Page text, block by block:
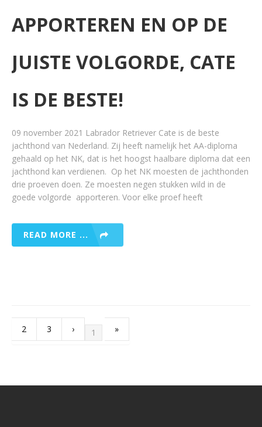
APPORTEREN EN OP DE
JUISTE VOLGORDE, CATE
IS DE BESTE!
09 november 2021 Labrador Retriever Cate is de beste
jachthond van Nederland. Zij heeft namelijk het AA-diploma
gehaald op het NK, dat is het hoogst haalbare diploma dat een
jachthond kan verdienen. Op het NK moesten de jachthonden
drie proeven doen. Ze moesten negen stukken wild in de
goede volgorde apporteren. Voor elke proef heeft
READ MORE ...
1
2 3 › »